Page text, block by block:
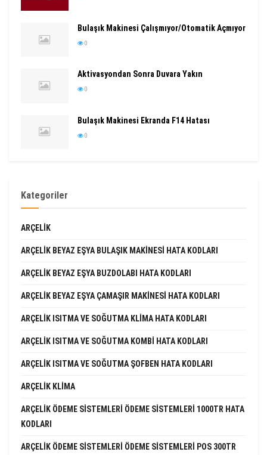
Bulaşık Makinesi Çalışmıyor/Otomatik Açmıyor
0
Aktivasyondan Sonra Duvara Yakın
0
Bulaşık Makinesi Ekranda F14 Hatası
0
Kategoriler
ARÇELIK
ARÇELIK BEYAZ EŞYA BULAŞIK MAKINESI HATA KODLARI
ARÇELIK BEYAZ EŞYA BUZDOLABI HATA KODLARI
ARÇELIK BEYAZ EŞYA ÇAMAŞIR MAKINESI HATA KODLARI
ARÇELIK ISITMA VE SOĞUTMA KLIMA HATA KODLARI
ARÇELIK ISITMA VE SOĞUTMA KOMBI HATA KODLARI
ARÇELIK ISITMA VE SOĞUTMA ŞOFBEN HATA KODLARI
ARÇELIK KLIMA
ARÇELIK ÖDEME SISTEMLERI ÖDEME SISTEMLERI 1000TR HATA
KODLARI
ARÇELIK ÖDEME SISTEMLERI ÖDEME SISTEMLERI POS 300TR